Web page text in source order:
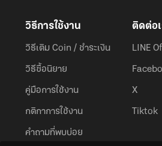
วิธีการใช้งาน
วิธีเติม Coin / ชำระเงิน
วิธีซื้อนิยาย
คู่มือการใช้งาน
กติกาการใช้งาน
คำถามที่พบบ่อย
ติดต่อ
LINE
X
Tiktok